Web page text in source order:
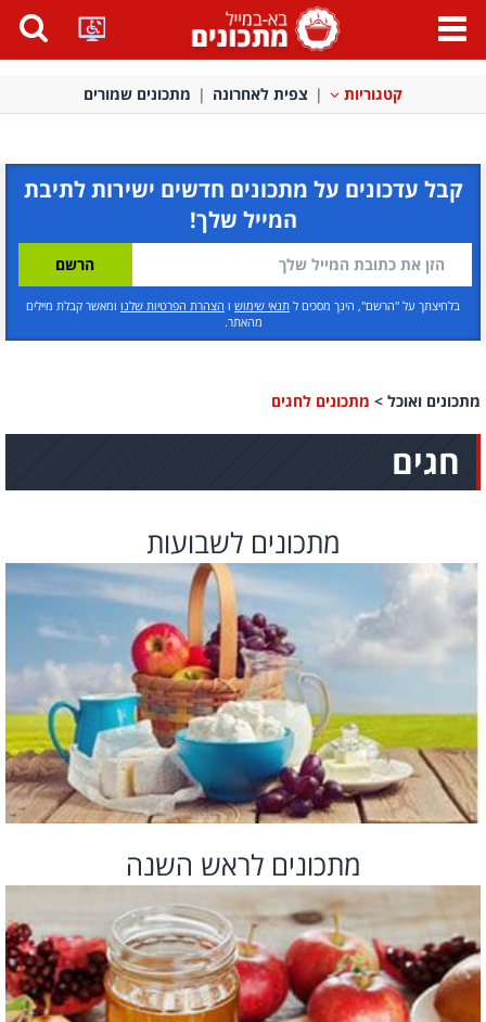
פתח
תפריט
קטגוריות צפית לאחרונה מתכונים שמורים
קבל עדכונים על מתכונים חדשים ישירות לתיבת
המייל שלך!
בלחיצתך על "הרשם", הינך מסכים ל תנאי שימוש ו הצהרת הפרטיות שלנו ומאשר קבלת מיילים
מהאתר.
מתכונים ואוכל > מתכונים לחגים
חגים
מתכונים לשבועות
מתכונים לראש השנה